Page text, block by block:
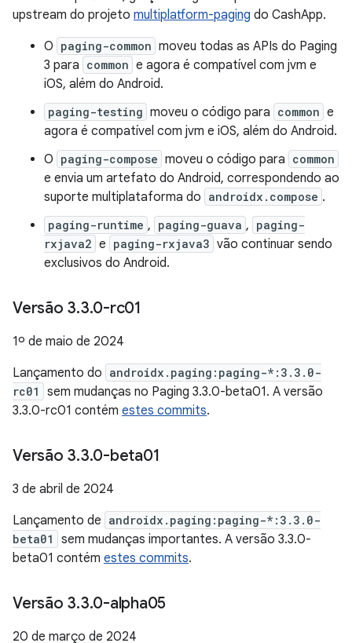
upstream do projeto multiplatform-paging do CashApp.
O paging-common moveu todas as APIs do Paging
3 para common e agora é compatível com jvm e
iOS, além do Android.
paging-testing moveu o código para common e
agora é compatível com jvm e iOS, além do Android.
O paging-compose moveu o código para common
e envia um artefato do Android, correspondendo ao
suporte multiplataforma do androidx.compose .
paging-runtime , paging-guava , paging-
rxjava2 e paging-rxjava3 vão continuar sendo
exclusivos do Android.
Versão 3.3.0-rc01
1º de maio de 2024
Lançamento do androidx.paging:paging-*:3.3.0-
rc01
sem mudanças no Paging 3.3.0-beta01. A versão
3.3.0-rc01 contém estes commits.
Versão 3.3.0-beta01
3 de abril de 2024
Lançamento de androidx.paging:paging-*:3.3.0-
beta01
sem mudanças importantes. A versão 3.3.0-
beta01 contém estes commits.
Versão 3.3.0-alpha05
20 de março de 2024